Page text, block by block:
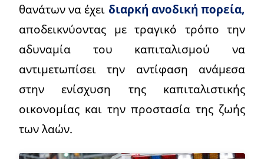
θανάτων να έχει διαρκή ανοδική πορεία,
αποδεικνύοντας με τραγικό τρόπο την
αδυναμία του καπιταλισμού να
αντιμετωπίσει την αντίφαση ανάμεσα
στην ενίσχυση της καπιταλιστικής
οικονομίας και την προστασία της ζωής
των λαών.